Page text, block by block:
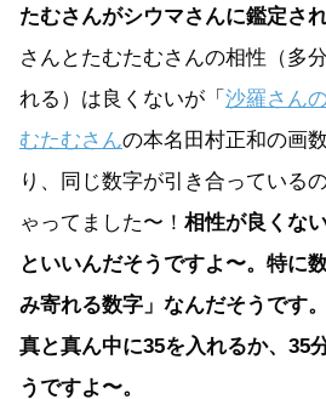
たむさんがシウマさんに鑑定さ
さんとたむたむさんの相性（多
れる）は良くないが「 沙羅さん
むたむさんの本名田村正和の画
り、同じ数字が引き合っている
ゃってました〜！ 相性が良くな
といいんだそうですよ〜。特に
み寄れる数字」なんだそうです
真と真ん中に35を入れるか、35
うですよ〜。